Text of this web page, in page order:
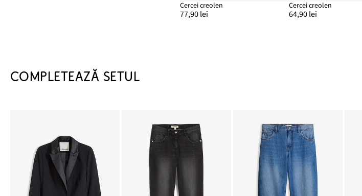
Cercei creolen
77,90 lei
Cercei creolen
64,90 lei
COMPLETEAZĂ SETUL